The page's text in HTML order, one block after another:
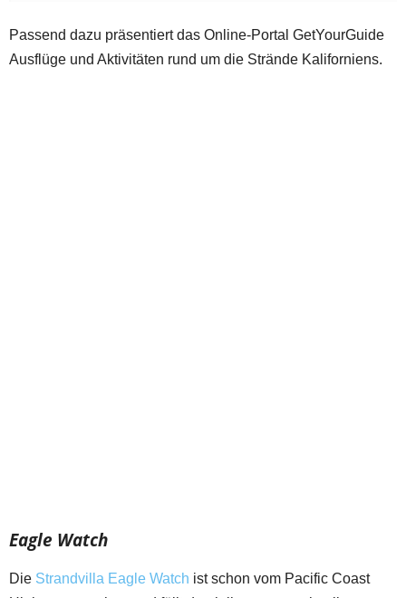
Passend dazu präsentiert das Online-Portal GetYourGuide
Ausflüge und Aktivitäten rund um die Strände Kaliforniens.
Eagle Watch
Die Strandvilla Eagle Watch ist schon vom Pacific Coast